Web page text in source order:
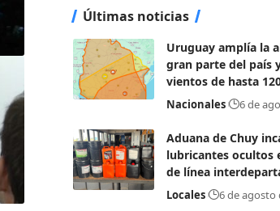
Últimas noticias
Uruguay amplía la
gran parte del país
vientos de hasta
Nacionales 6 de
Aduana de Chuy
lubricantes ocultos
de línea
Locales 6 de agosto